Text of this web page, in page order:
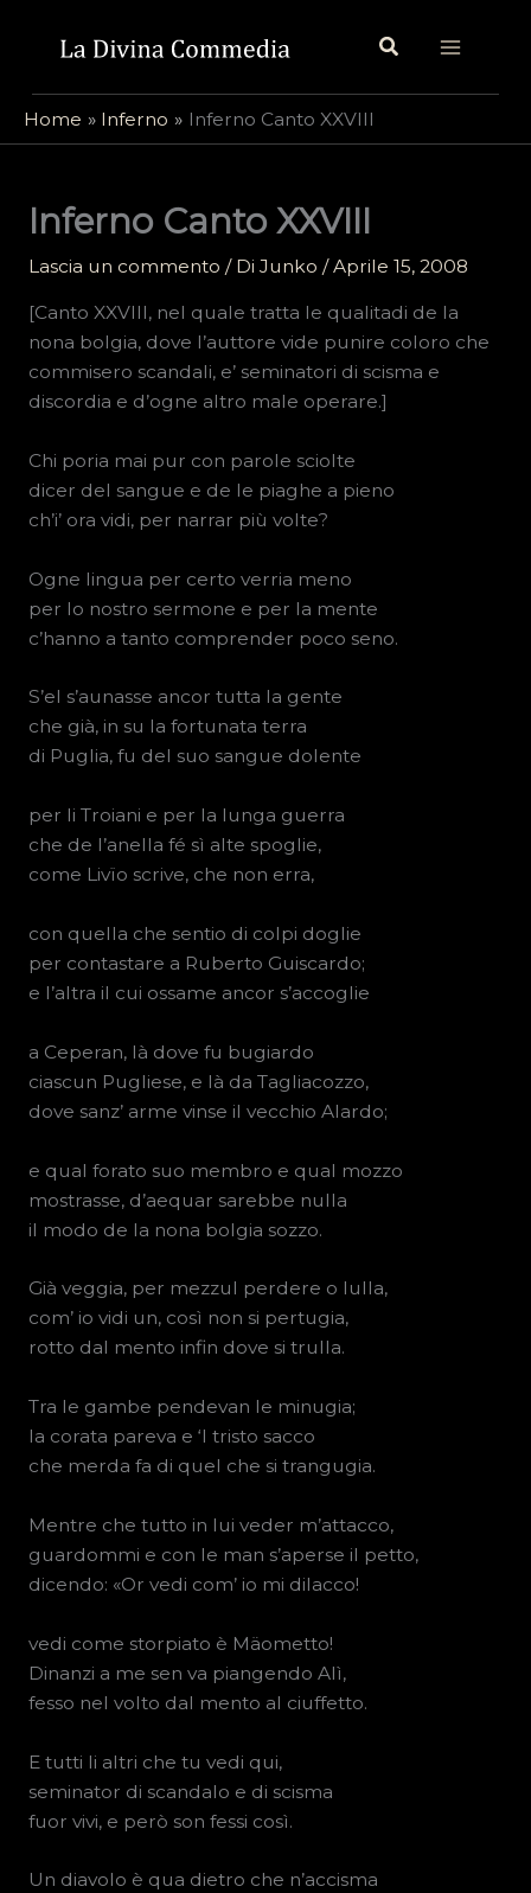
Cerca
Home Inferno Inferno Canto XXVIII
Inferno Canto XXVIII
Lascia un commento / Di Junko /Aprile 15, 2008
[Canto XXVIII, nel quale tratta le qualitadi de la
nona bolgia, dove l’auttore vide punire coloro che
commisero scandali, e’ seminatori di scisma e
discordia e d’ogne altro male operare.]
Chi poria mai pur con parole sciolte
dicer del sangue e de le piaghe a pieno
ch’i’ ora vidi, per narrar più volte?
Ogne lingua per certo verria meno
per lo nostro sermone e per la mente
c’hanno a tanto comprender poco seno.
S’el s’aunasse ancor tutta la gente
che già, in su la fortunata terra
di Puglia, fu del suo sangue dolente
per li Troiani e per la lunga guerra
che de l’anella fé sì alte spoglie,
come Livïo scrive, che non erra,
con quella che sentio di colpi doglie
per contastare a Ruberto Guiscardo;
e l’altra il cui ossame ancor s’accoglie
a Ceperan, là dove fu bugiardo
ciascun Pugliese, e là da Tagliacozzo,
dove sanz’ arme vinse il vecchio Alardo;
e qual forato suo membro e qual mozzo
mostrasse, d’aequar sarebbe nulla
il modo de la nona bolgia sozzo.
Già veggia, per mezzul perdere o lulla,
com’ io vidi un, così non si pertugia,
rotto dal mento infin dove si trulla.
Tra le gambe pendevan le minugia;
la corata pareva e ‘l tristo sacco
che merda fa di quel che si trangugia.
Mentre che tutto in lui veder m’attacco,
guardommi e con le man s’aperse il petto,
dicendo: «Or vedi com’ io mi dilacco!
vedi come storpiato è Mäometto!
Dinanzi a me sen va piangendo Alì,
fesso nel volto dal mento al ciuffetto.
E tutti li altri che tu vedi qui,
seminator di scandalo e di scisma
fuor vivi, e però son fessi così.
Un diavolo è qua dietro che n’accisma